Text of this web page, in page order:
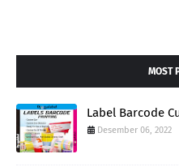
MOST
Label Barcode
Desember 06, 2022